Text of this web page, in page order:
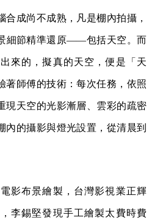
合成尚不成熟，凡是棚內拍攝，
細節精準還原——包括天空。而
來的，擬真的天空，便是「天
著師傅的技術：每次任務，依照
現天空的光影漸層、雲彩的疏密
內的攝影與燈光設置，從清晨到
影布景繪製，台灣影視業正輝
李錫堅發現手工繪製太費時費